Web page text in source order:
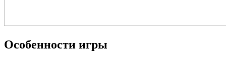
Особенности игры